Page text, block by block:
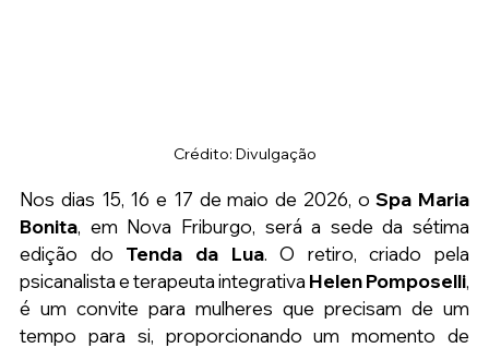
Crédito: Divulgação
Nos dias 15, 16 e 17 de maio de 2026, o Spa Maria
Bonita, em Nova Friburgo, será a sede da sétima
edição do Tenda da Lua. O retiro, criado pela
psicanalista e terapeuta integrativa Helen Pomposelli,
é um convite para mulheres que precisam de um
tempo para si, proporcionando um momento de